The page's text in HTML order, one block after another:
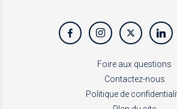
Foire aux questions
Contactez-nous
Politique de